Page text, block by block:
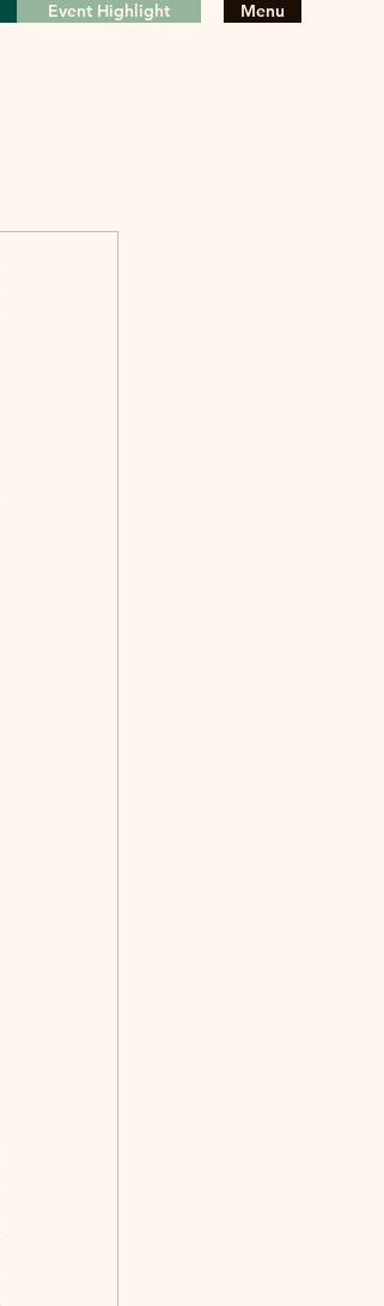
Menu
Event Highlight